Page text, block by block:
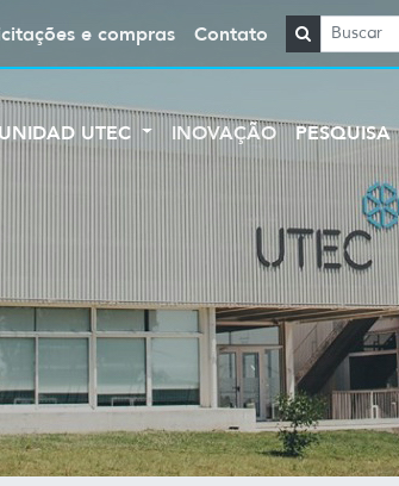
e compras Contato
UTEC INOVAÇÃO PESQUISA